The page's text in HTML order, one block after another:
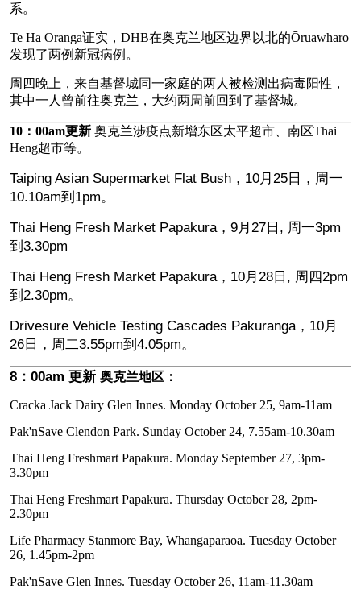
系。
Te Ha Oranga证实，DHB在奥克兰地区边界以北的Ōruawharo
发现了两例新冠病例。
周四晚上，来自基督城同一家庭的两人被检测出病毒阳性，
其中一人曾前往奥克兰，大约两周前回到了基督城。
10：00am更新 奥克兰涉疫点新增东区太平超市、南区Thai
Heng超市等。
Taiping Asian Supermarket Flat Bush，10月25日，周一
10.10am到 1pm。
Thai Heng Fresh Market Papakura，9月27日, 周一3pm
到 3.30pm
Thai Heng Fresh Market Papakura，10月28日, 周四2pm
到 2.30pm。
Drivesure Vehicle Testing Cascades Pakuranga，10月
26日，周二3.55pm到4.05pm。
8：00am 更新 奥克兰地区：
Cracka Jack Dairy Glen Innes. Monday October 25, 9am-11am
Pak'nSave Clendon Park. Sunday October 24, 7.55am-10.30am
Thai Heng Freshmart Papakura. Monday September 27, 3pm-
3.30pm
Thai Heng Freshmart Papakura. Thursday October 28, 2pm-
2.30pm
Life Pharmacy Stanmore Bay, Whangaparaoa. Tuesday October
26, 1.45pm-2pm
Pak'nSave Glen Innes. Tuesday October 26, 11am-11.30am